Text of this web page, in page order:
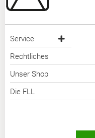
Service
Rechtliches
Unser Shop
Die FLL